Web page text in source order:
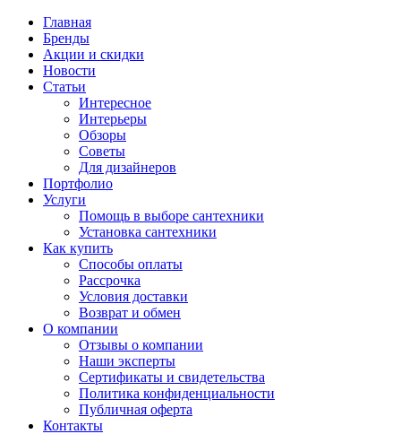
Главная
Бренды
Акции и скидки
Новости
Статьи
Интересное
Интерьеры
Обзоры
Советы
Для дизайнеров
Портфолио
Услуги
Помощь в выборе сантехники
Установка сантехники
Как купить
Способы оплаты
Рассрочка
Условия доставки
Возврат и обмен
О компании
Отзывы о компании
Наши эксперты
Сертификаты и свидетельства
Политика конфиденциальности
Публичная оферта
Контакты